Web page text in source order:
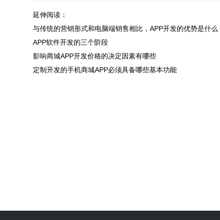
延伸阅读：
与传统的营销形式和电脑端销售相比，APP开发的优势是什么
APP软件开发的三个阶段
影响商城APP开发价格的决定因素有哪些
定制开发的手机商城APP必须具备哪些基本功能